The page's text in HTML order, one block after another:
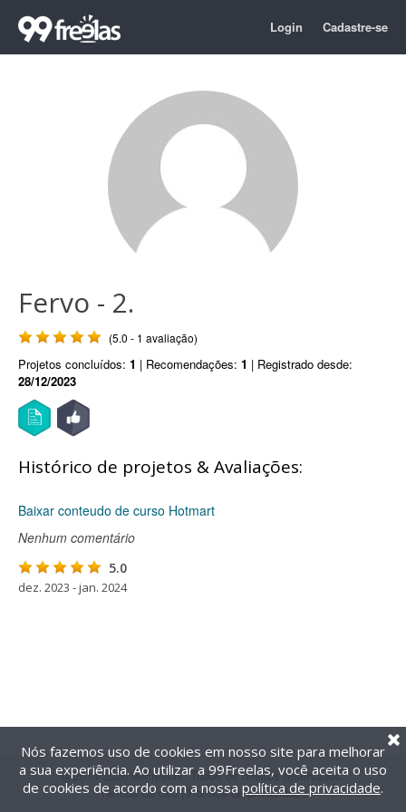
Login Cadastre-se
Fervo - 2.
(5.0 - 1 avaliação)
Projetos concluídos: 1 | Recomendações: 1 | Registrado desde:
28/12/2023
Histórico de projetos & Avaliações:
Baixar conteudo de curso Hotmart
Nenhum comentário
5.0
dez. 2023 - jan. 2024
@2014-2026 99Freelas. Todos os direitos reservados.
Termos de uso| Política de privacidade
Nós fazemos uso de cookies em nosso site para melhorar
a sua experiência. Ao utilizar a 99Freelas, você aceita o uso
de cookies de acordo com a nossa política de privacidade.